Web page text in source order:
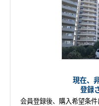
現在、
登録
会員登録後、購入希望条